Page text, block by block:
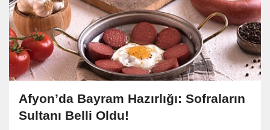
Afyon’da Bayram Hazırlığı: Sofraların
Sultanı Belli Oldu!